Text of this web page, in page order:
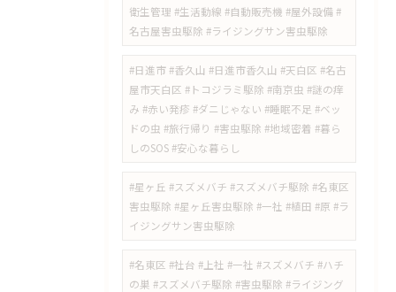
衛生管理 #生活動線 #自動販売機 #屋外設備 #
名古屋害虫駆除 #ライジングサン害虫駆除
​#日進市 #香久山 #日進市香久山 #天白区 #名古
屋市天白区 #トコジラミ駆除 #南京虫 #謎の痒
み #赤い発疹 #ダニじゃない #睡眠不足 #ベッ
ドの虫 #旅行帰り #害虫駆除 #地域密着 #暮ら
しのSOS #安心な暮らし
#星ヶ丘 #スズメバチ #スズメバチ駆除 #名東区
害虫駆除 #星ヶ丘害虫駆除 #一社 #植田 #原 #ラ
イジングサン害虫駆除
#名東区 #社台 #上社 #一社 #スズメバチ #ハチ
の巣 #スズメバチ駆除 #害虫駆除 #ライジング